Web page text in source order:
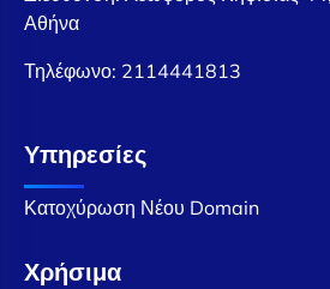
Αθήνα
Τηλέφωνο: 2114441813
Υπηρεσίες
Κατοχύρωση Νέου Domain
Χρήσιμα